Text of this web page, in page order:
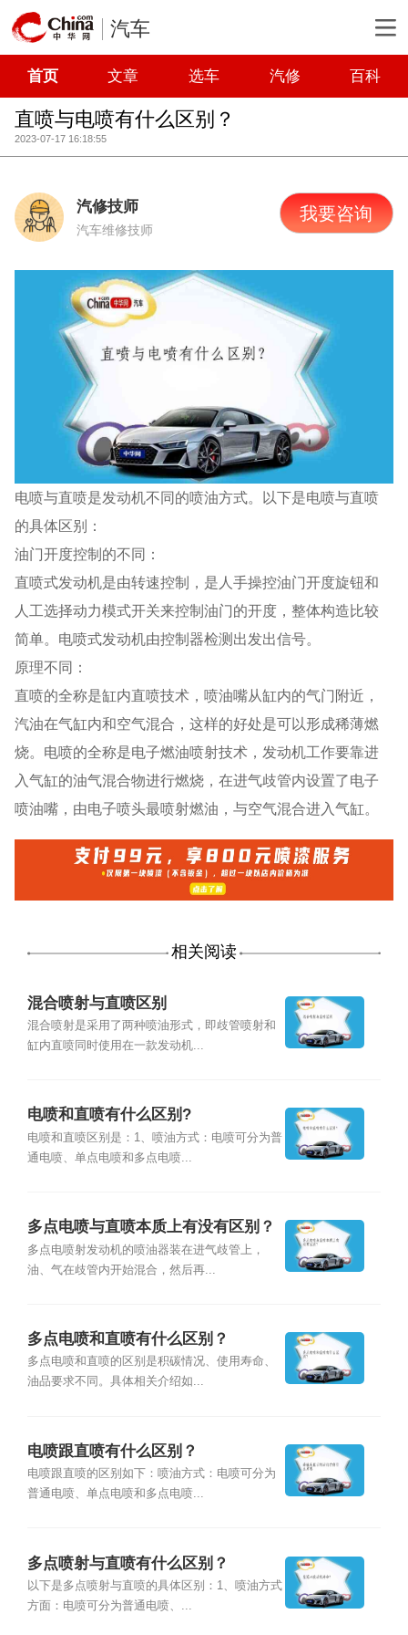
汽车
首页 文章 选车 汽修 百科
直喷与电喷有什么区别？
2023-07-17 16:18:55
汽修技师
汽车维修技师
我要咨询
电喷与直喷是发动机不同的喷油方式。以下是电喷与直喷
的具体区别：
油门开度控制的不同：
直喷式发动机是由转速控制，是人手操控油门开度旋钮和
人工选择动力模式开关来控制油门的开度，整体构造比较
简单。电喷式发动机由控制器检测出发出信号。
原理不同：
直喷的全称是缸内直喷技术，喷油嘴从缸内的气门附近，
汽油在气缸内和空气混合，这样的好处是可以形成稀薄燃
烧。电喷的全称是电子燃油喷射技术，发动机工作要靠进
入气缸的油气混合物进行燃烧，在进气歧管内设置了电子
喷油嘴，由电子喷头最喷射燃油，与空气混合进入气缸。
相关阅读
混合喷射与直喷区别
混合喷射是采用了两种喷油形式，即歧管喷射和
缸内直喷同时使用在一款发动机...
电喷和直喷有什么区别?
电喷和直喷区别是：1、喷油方式：电喷可分为普
通电喷、单点电喷和多点电喷...
多点电喷与直喷本质上有没有区别？
多点电喷射发动机的喷油器装在进气歧管上，
油、气在歧管内开始混合，然后再...
多点电喷和直喷有什么区别？
多点电喷和直喷的区别是积碳情况、使用寿命、
油品要求不同。具体相关介绍如...
电喷跟直喷有什么区别？
电喷跟直喷的区别如下：喷油方式：电喷可分为
普通电喷、单点电喷和多点电喷...
多点喷射与直喷有什么区别？
以下是多点喷射与直喷的具体区别：1、喷油方式
方面：电喷可分为普通电喷、...